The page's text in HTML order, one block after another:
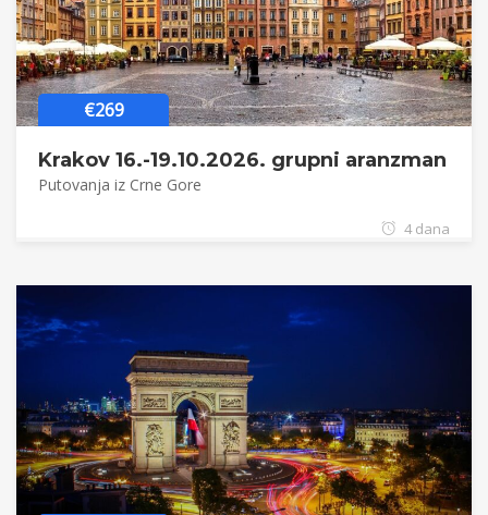
€269
Krakov 16.-19.10.2026. grupni aranzman
Putovanja iz Crne Gore
4 dana